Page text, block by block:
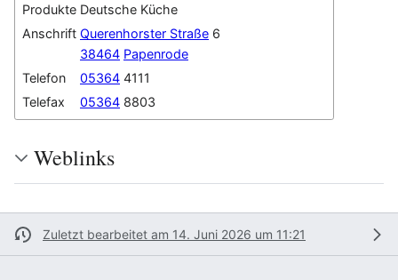
Produkte Deutsche Küche
Anschrift Querenhorster Straße 6
38464 Papenrode
Telefon
05364 4111
Telefax
05364 8803
Weblinks
Zuletzt bearbeitet am 14. Juni 2026 um 11:21